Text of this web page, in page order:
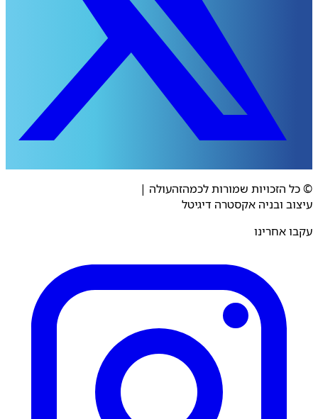
© כל הזכויות שמורות לכמהזהעולה |
עיצוב ובניה אקסטרה דיגיטל
עקבו אחרינו